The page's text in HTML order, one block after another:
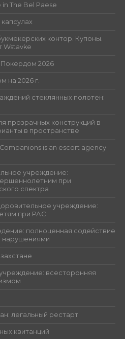
The Bel Paese
контор. Купоны.
Wstavke
Покердом 2026
на 2026 г.
стеклянных полотен:
прозрачных конструкций в
в пространстве
is an escort agency
учреждение:
при
спектра
учреждение:
при РАС
полноценная содействие
нарушениями
всесторонняя
легальный рестарт
квитанций